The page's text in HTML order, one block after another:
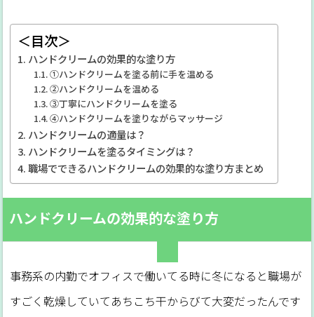
＜目次＞
ハンドクリームの効果的な塗り方
①ハンドクリームを塗る前に手を温める
②ハンドクリームを温める
③丁寧にハンドクリームを塗る
④ハンドクリームを塗りながらマッサージ
ハンドクリームの適量は？
ハンドクリームを塗るタイミングは？
職場でできるハンドクリームの効果的な塗り方まとめ
ハンドクリームの効果的な塗り方
事務系の内勤でオフィスで働いてる時に冬になると職場が
すごく乾燥していてあちこち干からびて大変だったんです